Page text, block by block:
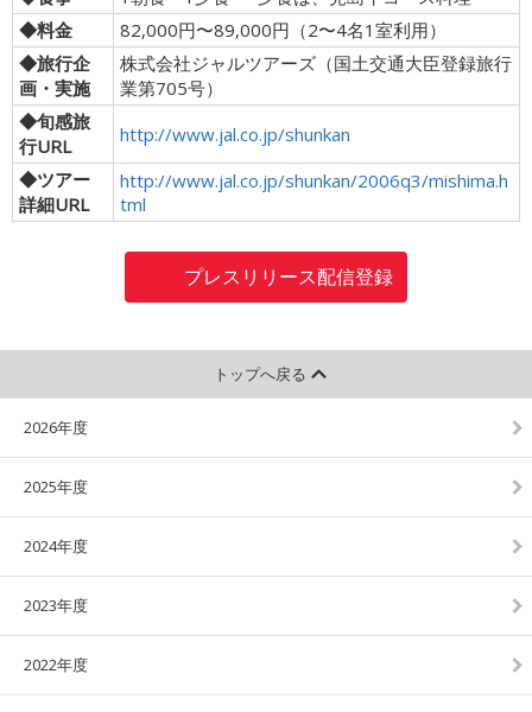
◆料金
82,000円〜89,000円（2〜4名1室利用）
◆旅行企
画・実施
株式会社ジャルツアーズ（国土交通大臣登録旅行
業第705号）
◆旬感旅
行URL
http://www.jal.co.jp/shunkan
◆ツアー
詳細URL
http://www.jal.co.jp/shunkan/2006q3/mishima.h
tml
プレスリリース配信登録
トップへ戻る
2026年度
2025年度
2024年度
2023年度
2022年度